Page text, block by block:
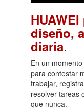
diseño,
diaria.
En un
para contestar
trabajar,
resolver tareas
que nunca.